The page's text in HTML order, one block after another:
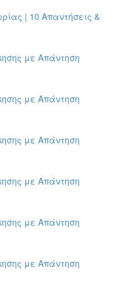
| 10 Απαντήσεις &
με Απάντηση
με Απάντηση
με Απάντηση
με Απάντηση
με Απάντηση
με Απάντηση